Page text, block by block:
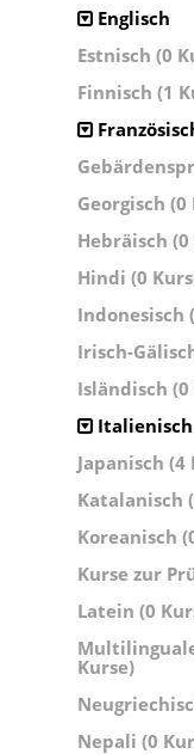
Englisch
Estnisch (0
Finnisch (1
Georgisch (0
Hebräisch (0
Hindi (0
Indonesisch
Irisch-
Isländisch (0
Italienisch
Japanisch (4
Katalanisch
Koreanisch
Kurse zur
Latein (0
Kurse)
Nepali (0